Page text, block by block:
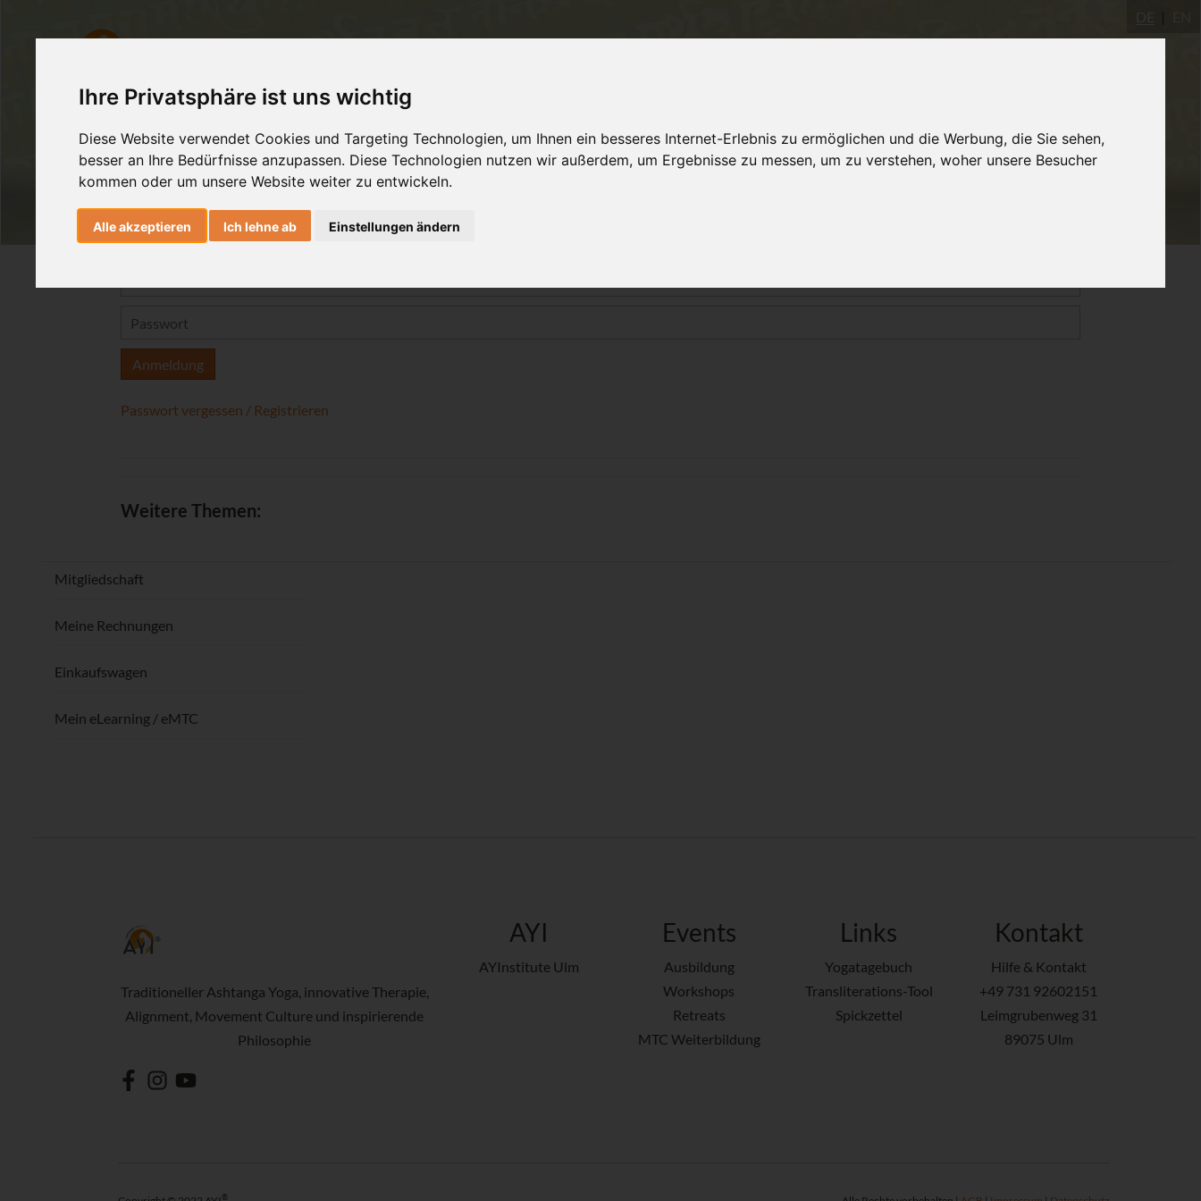
Ihre Privatsphäre ist uns wichtig
Diese Website verwendet Cookies und Targeting Technologien, um Ihnen ein besseres Internet-Erlebnis zu ermöglichen und die Werbung, die Sie sehen,
besser an Ihre Bedürfnisse anzupassen. Diese Technologien nutzen wir außerdem, um Ergebnisse zu messen, um zu verstehen, woher unsere Besucher
kommen oder um unsere Website weiter zu entwickeln.
Alle akzeptieren Ich lehne ab Einstellungen ändern
DE
Anmeldung
Passwort vergessen / Registrieren
Weitere Themen:
Mitgliedschaft
Meine Rechnungen
Einkaufswagen
Mein eLearning / eMTC
Traditioneller Ashtanga Yoga, innovative Therapie,
Alignment, Movement Culture und inspirierende
Philosophie
AYI
AYInstitute Ulm
Events
Ausbildung
Workshops
Retreats
MTC Weiterbildung
Links
Yogatagebuch
Transliterations-Tool
Spickzettel
Kontakt
Hilfe & Kontakt
+49 731 92602151
Leimgrubenweg 31
89075 Ulm
®